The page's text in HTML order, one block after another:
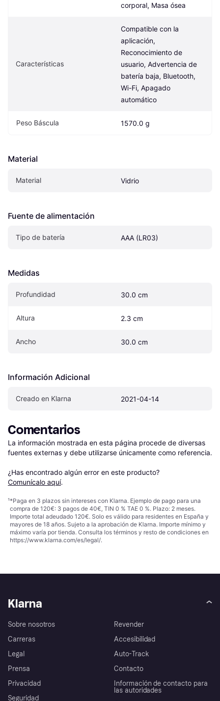
corporal, Masa ósea
Características
Compatible con la
aplicación,
Reconocimiento de
usuario, Advertencia de
batería baja, Bluetooth,
Wi-Fi, Apagado
automático
Peso Báscula 1570.0 g
Material
Material Vidrio
Fuente de alimentación
Tipo de batería AAA (LR03)
Medidas
Profundidad 30.0 cm
Altura 2.3 cm
Ancho 30.0 cm
Información Adicional
Creado en Klarna 2021-04-14
Comentarios
La información mostrada en esta página procede de diversas
fuentes externas y debe utilizarse únicamente como referencia.
¿Has encontrado algún error en este producto?
Comunícalo aquí.
¹*Paga en 3 plazos sin intereses con Klarna. Ejemplo de pago para una
compra de 120€: 3 pagos de 40€, TIN 0 % TAE 0 %. Plazo: 2 meses.
Importe total adeudado 120€. Solo es válido para residentes en España y
mayores de 18 años. Sujeto a la aprobación de Klarna. Importe mínimo y
máximo varía por tienda. Consulta los términos y resto de condiciones en
https://www.klarna.com/es/legal/.
Klarna
Sobre nosotros
Carreras
Legal
Prensa
Privacidad
Seguridad
Revender
Accesibilidad
Auto-Track
Contacto
Información de contacto para
las autoridades